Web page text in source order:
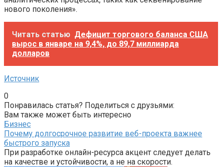
нового поколения».
Читать статью Дефицит торгового баланса США
вырос в январе на 9,4%, до 89,7 миллиарда
долларов
Источник
0
Понравилась статья? Поделиться с друзьями:
Вам также может быть интересно
Бизнес
Почему долгосрочное развитие веб-проекта важнее
быстрого запуска
При разработке онлайн-ресурса акцент следует делать
на качестве и устойчивости, а не на скорости.